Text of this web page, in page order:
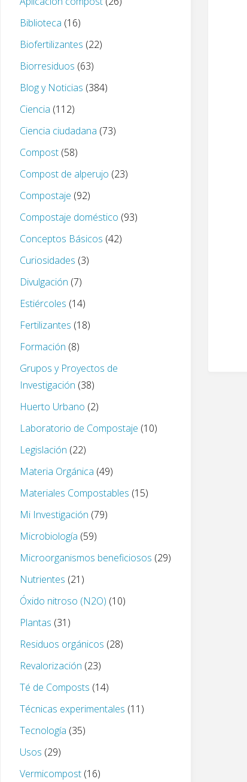
Biblioteca (16)
Biofertilizantes (22)
Biorresiduos (63)
Blog y Noticias (384)
Ciencia (112)
Ciencia ciudadana (73)
Compost (58)
Compost de alperujo (23)
Compostaje (92)
Compostaje doméstico (93)
Conceptos Básicos (42)
Curiosidades (3)
Divulgación (7)
Estiércoles (14)
Fertilizantes (18)
Formación (8)
Grupos y Proyectos de
Investigación (38)
Huerto Urbano (2)
Laboratorio de Compostaje (10)
Legislación (22)
Materia Orgánica (49)
Materiales Compostables (15)
Mi Investigación (79)
Microbiología (59)
Microorganismos beneficiosos (29)
Nutrientes (21)
Óxido nitroso (N2O) (10)
Plantas (31)
Residuos orgánicos (28)
Revalorización (23)
Té de Composts (14)
Técnicas experimentales (11)
Tecnología (35)
Usos (29)
Vermicompost (16)